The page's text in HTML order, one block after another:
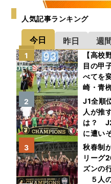
人気記事ランキング
今日 昨日 週
【高校
目の甲
べてを
崎・青
「機動
て生ま
1
J1全順
人が推
は？
に遭い
とは？
2
秋春制
リーグ
ズンの
５人
3